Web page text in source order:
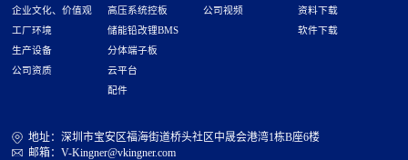
企业文化、价值观
工厂环境
生产设备
公司资质
高压系统控板
储能铅改锂BMS
分体端子板
云平台
配件
公司视频
资料下载
软件下载
地址：深圳市宝安区福海街道桥头社区中晟会港湾1栋B座6楼
邮箱：V-Kingner@vkingner.com